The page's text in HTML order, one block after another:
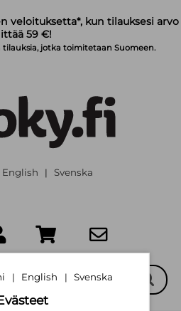
veloituksetta*, kun tilauksesi arvo
59 €!
tilauksia, jotka toimitetaan Suomeen.
English | Svenska
| English | Svenska